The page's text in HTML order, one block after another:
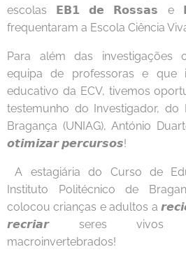
escolas 𝗘𝗕𝟭 𝗱𝗲 𝗥𝗼𝘀𝘀𝗮𝘀 e
frequentaram a Escola Ciência
Para além das investigações
equipa de professoras e que
educativo da ECV, tivemos
testemunho do Investigador, do
Bragança (UNIAG), António
𝙤𝙩𝙞𝙢𝙞𝙯𝙖𝙧 𝙥𝙚𝙧𝙘𝙪𝙧𝙨𝙤𝙨!
A estagiária do Curso de
Instituto Politécnico de
colocou crianças e adultos a
𝙧𝙚𝙘𝙧𝙞𝙖𝙧 seres vivos
macroinvertebrados!